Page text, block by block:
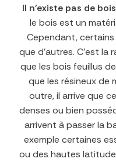
Il n’existe pas de
le bois est un
Cependant,
que d’autres. C’est la
que les bois feuillus
que les résineux de
outre, il arrive que
denses ou bien
arrivent à passer la
exemple certaines
ou des hautes